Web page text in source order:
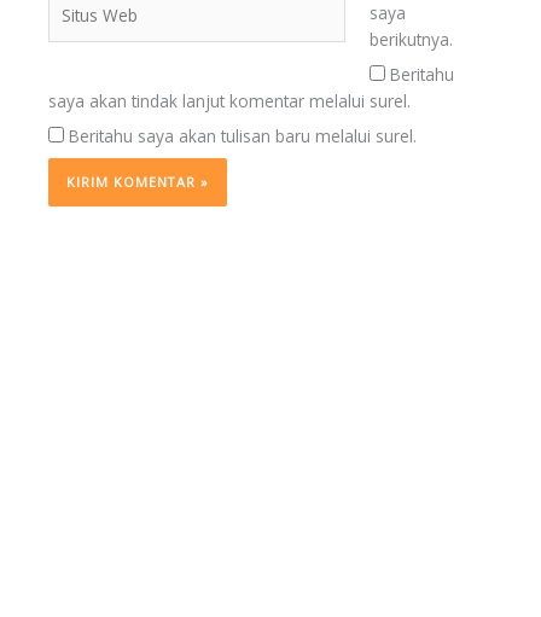
Web
saya
berikutnya.
Beritahu
saya akan tindak lanjut komentar melalui surel.
Beritahu saya akan tulisan baru melalui surel.